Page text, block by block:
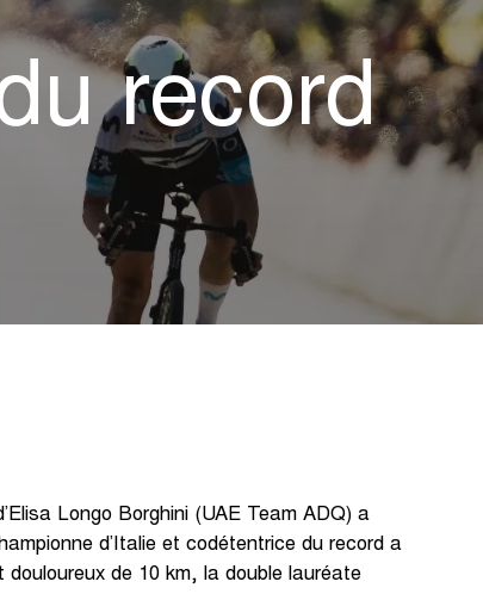
record
Longo Borghini (UAE Team ADQ) a
d’Italie et codétentrice du record a
de 10 km, la double lauréate